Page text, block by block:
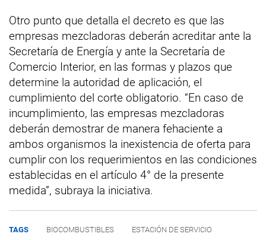
Otro punto que detalla el decreto es que las
empresas mezcladoras deberán acreditar ante la
Secretaría de Energía y ante la Secretaría de
Comercio Interior, en las formas y plazos que
determine la autoridad de aplicación, el
cumplimiento del corte obligatorio. “En caso de
incumplimiento, las empresas mezcladoras
deberán demostrar de manera fehaciente a
ambos organismos la inexistencia de oferta para
cumplir con los requerimientos en las condiciones
establecidas en el artículo 4° de la presente
medida”, subraya la iniciativa.
TAGS BIOCOMBUSTIBLES
ESTACIÓN DE SERVICIO